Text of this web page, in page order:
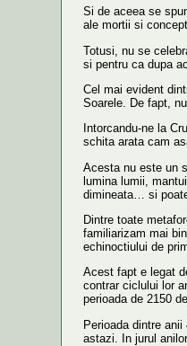
Si de aceea se
ale mortii si
Totusi, nu se
si pentru ca dupa
Cel mai evident
Soarele. De fapt,
Intorcandu-ne la
schita arata cam
Acesta nu este un
lumina lumii,
dimineata… si
Dintre toate
familiarizam mai
echinoctiului de
Acest fapt e legat
contrar ciclului lor
perioada de 2150
Perioada dintre
astazi. In jurul